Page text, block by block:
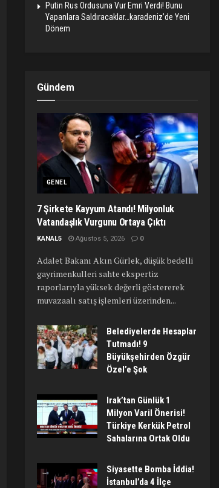
Putin Rus Ordusuna Vur Emri Verdi! Bunu
Yapanlara Saldıracaklar…karadeniz’de Yeni
Dönem
Gündem
GENEL
7 Şirkete Kayyum Atandı! Milyonluk
Vatandaşlık Vurgunu Ortaya Çıktı
KANAL5 Ağustos 5, 2026 0
Adalet Bakanı Akın Gürlek, düşük bedelli
gayrimenkulleri sahte ekspertiz
raporlarıyla yüksek değerli göstererek
muvazaalı satış işlemleri üzerinden...
Belediyelerde Hesaplar
Tutmadı! 9
Büyükşehirden Özgür
Özel’e Şok
Irak’tan Günlük 1
Milyon Varil Önerisi!
Türkiye Kerkük Petrol
Sahalarına Ortak Oldu
Siyasette Bomba İddia!
İstanbul’da 4 İlçe